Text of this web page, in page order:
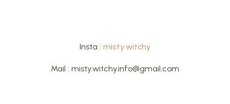
Insta : misty.witchy
Mail : misty.witchy.info@gmail.com